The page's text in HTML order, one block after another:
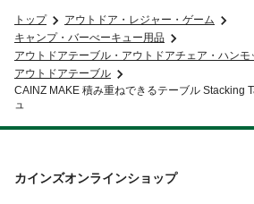
トップ
アウトドア・レジャー・ゲーム
キャンプ・バーべーキュー用品
アウトドアテーブル・アウトドアチェア・ハンモ
アウトドアテーブル
CAINZ MAKE 積み重ねできるテーブル Stacking
ュ
カインズオンラインショップ